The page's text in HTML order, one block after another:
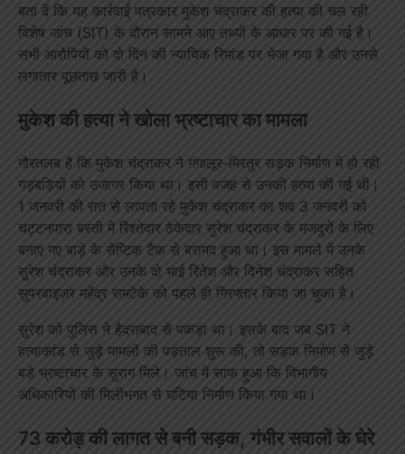
बता दें कि यह कार्रवाई पत्रकार मुकेश चंद्राकर की हत्या की चल रही
विशेष जांच (SIT) के दौरान सामने आए तथ्यों के आधार पर की गई है।
सभी आरोपियों को दो दिन की न्यायिक रिमांड पर भेजा गया है और उनसे
लगातार पूछताछ जारी है।
मुकेश की हत्या ने खोला भ्रष्टाचार का मामला
गौरतलब है कि मुकेश चंद्राकर ने गंगालूर-मिरतुर सड़क निर्माण में हो रही
गड़बड़ियों को उजागर किया था। इसी वजह से उनकी हत्या की गई थी।
1 जनवरी की रात से लापता रहे मुकेश चंद्राकर का शव 3 जनवरी को
चट्टनपारा बस्ती में रिश्तेदार ठेकेदार सुरेश चंद्राकर के मजदुरों के लिए
बनाए गए बाड़े के सेप्टिक टैंक से बरामद हुआ था। इस मामले में उनके
सुरेश चंद्राकर और उनके दो भाई रितेश और दिनेश चंद्राकर सहित
सुपरवाइज़र महेंद्र रामटेके को पहले ही गिरफ्तार किया जा चुका है।
सुरेश को पुलिस ने हैदराबाद से पकड़ा था। इसके बाद जब SIT ने
हत्याकांड से जुड़े मामलों की पड़ताल शुरू की, तो सड़क निर्माण से जुड़े
बड़े भ्रष्टाचार के सुराग मिले। जांच में साफ हुआ कि विभागीय
अधिकारियों की मिलीभगत से घटिया निर्माण किया गया था।
73 करोड़ की लागत से बनी सड़क, गंभीर सवालों के घेरे